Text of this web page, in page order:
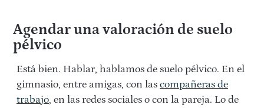
Agendar una valoración de suelo
pélvico
Está bien. Hablar, hablamos de suelo pélvico. En el
gimnasio, entre amigas, con las compañeras de
trabajo, en las redes sociales o con la pareja. Lo de